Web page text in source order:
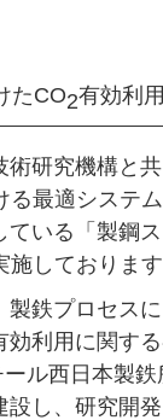
たCO2有効利
研究機構と
る最適システ
いる「製鋼
施しておりま
鉄プロセス
利用に関す
ル西日本製
し、研究開